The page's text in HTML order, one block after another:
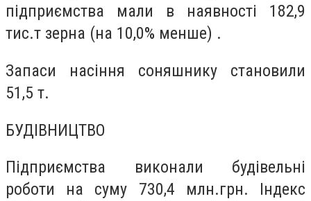
підприємства мали в наявності 182,9
тис.т зерна (на 10,0% менше) .
Запаси насіння соняшнику становили
51,5 т.
БУДІВНИЦТВО
Підприємства виконали будівельні
роботи на суму 730,4 млн.грн. Індекс